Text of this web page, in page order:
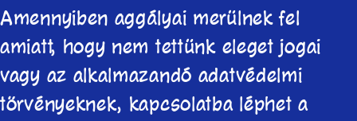
Amennyiben aggályai merülnek fel
amiatt, hogy nem tettünk eleget jogai
vagy az alkalmazandó adatvédelmi
törvényeknek, kapcsolatba léphet a